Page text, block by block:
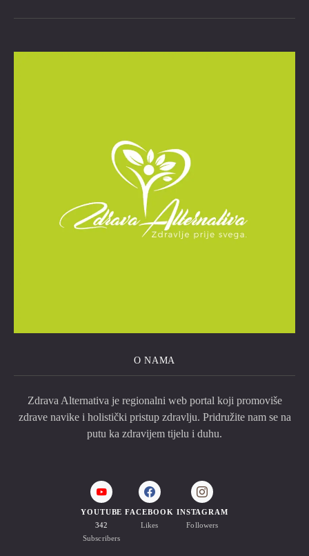
O NAMA
Zdrava Alternativa je regionalni web portal koji promoviše
zdrave navike i holistički pristup zdravlju. Pridružite nam se na
putu ka zdravijem tijelu i duhu.
YOUTUBE
342
Subscribers
FACEBOOK
Likes
INSTAGRAM
Followers